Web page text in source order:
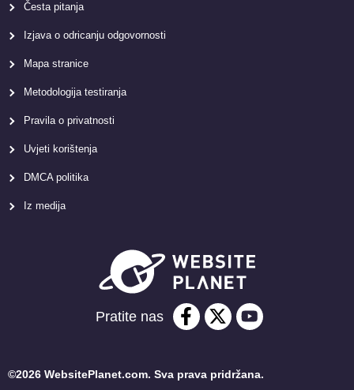
Česta pitanja
Izjava o odricanju odgovornosti
Mapa stranice
Metodologija testiranja
Pravila o privatnosti
Uvjeti korištenja
DMCA politika
Iz medija
Pratite nas
©2026 WebsitePlanet.com. Sva prava pridržana.